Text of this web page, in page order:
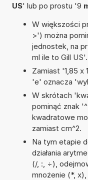
US' lub po prostu '9
W większości
>') można
jednostek, na
ml ile to Gill US'.
Zamiast '1,85 x
'e' oznacza
W skrótach
pominąć znak
kwadratowe
zamiast cm^2.
Na tym etapie
działania
(/, :, ÷),
mnożenie (*,